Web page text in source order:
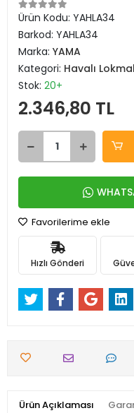
Ürün Kodu: YAHLA34
Barkod: YAHLA34
Marka: YAMA
Kategori: Havalı
Stok: 20+
2.346,80 TL
Favorilerime ekle
Hızlı Gönderi
Ürün Açıklaması